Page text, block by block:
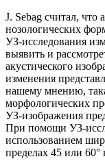
J. Sebag считал, что
нозологических
УЗ-исследования
выявить и
акустического
изменения
нашему мнению,
морфологических
УЗ-изображения
При помощи УЗ-
использованием
пределах 45 или 60°